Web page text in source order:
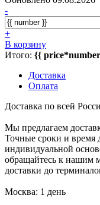
-
+
В корзину
Итого: {{
Доставка
Оплата
Доставка по всей
Мы предлагаем
Точные сроки и время
индивидуальной
обращайтесь к нашим
доставки до
Москва: 1 день